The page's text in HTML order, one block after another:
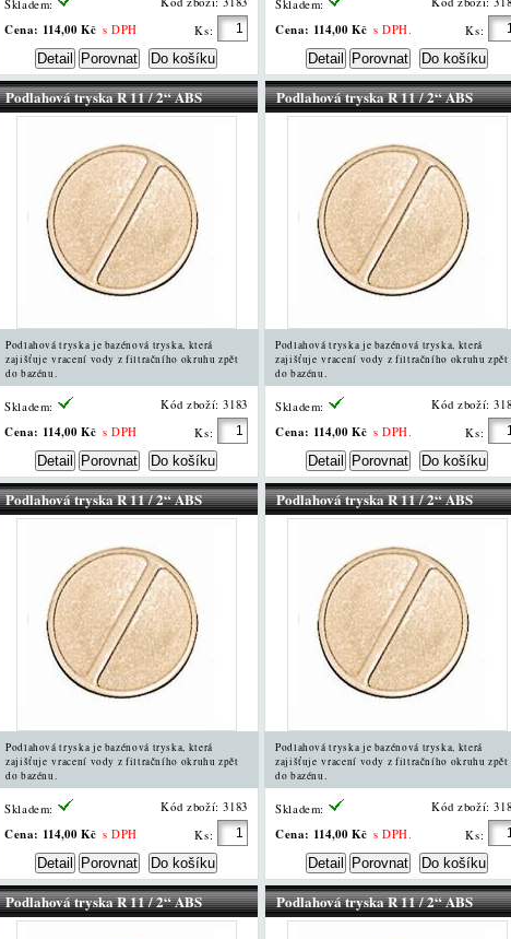
Skladem:
Cena: 114,00 Kč s DPH Ks:
Skladem:
Cena: 114,00 Kč s DPH. Ks:
Podlahová tryska R 11 / 2“ ABS Podlahová tryska R 11 / 2“ ABS
Podlahová tryska je bazénová tryska, která
zajišťuje vracení vody z filtračního okruhu zpět
do bazénu.
Podlahová tryska je bazénová tryska, která
zajišťuje vracení vody z filtračního okruhu zpět
do bazénu.
Skladem: Kód zboží: 3183
Cena: 114,00 Kč s DPH Ks:
Skladem: Kód zboží:
Cena: 114,00 Kč s DPH. Ks:
Podlahová tryska R 11 / 2“ ABS Podlahová tryska R 11 / 2“ ABS
Podlahová tryska je bazénová tryska, která
zajišťuje vracení vody z filtračního okruhu zpět
do bazénu.
Podlahová tryska je bazénová tryska, která
zajišťuje vracení vody z filtračního okruhu zpět
do bazénu.
Skladem: Kód zboží: 3183
Cena: 114,00 Kč s DPH Ks:
Skladem: Kód zboží:
Cena: 114,00 Kč s DPH. Ks:
Podlahová tryska R 11 / 2“ ABS Podlahová tryska R 11 / 2“ ABS